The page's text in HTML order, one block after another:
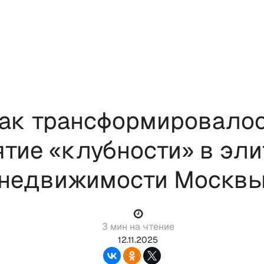
«клубности» в
3 мин на чтение
12.11.2025